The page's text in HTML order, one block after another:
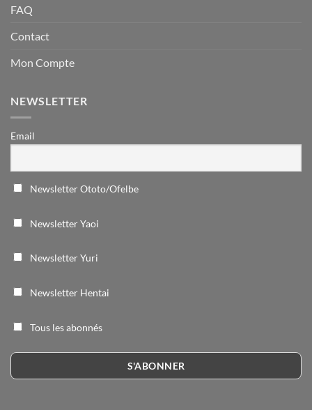
FAQ
Contact
Mon Compte
NEWSLETTER
Email
Newsletter Ototo/Ofelbe
Newsletter Yaoi
Newsletter Yuri
Newsletter Hentai
Tous les abonnés